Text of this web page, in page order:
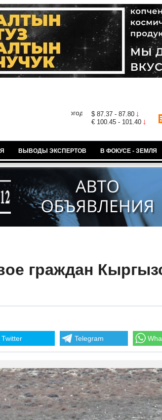
$ 87.37 - 87.80
€ 100.45 - 101.40
ВЫВОДЫ ЭКСПЕРТОВ В ФОКУСЕ - ЗЕМЛЯ
граждан
Twitter Telegram